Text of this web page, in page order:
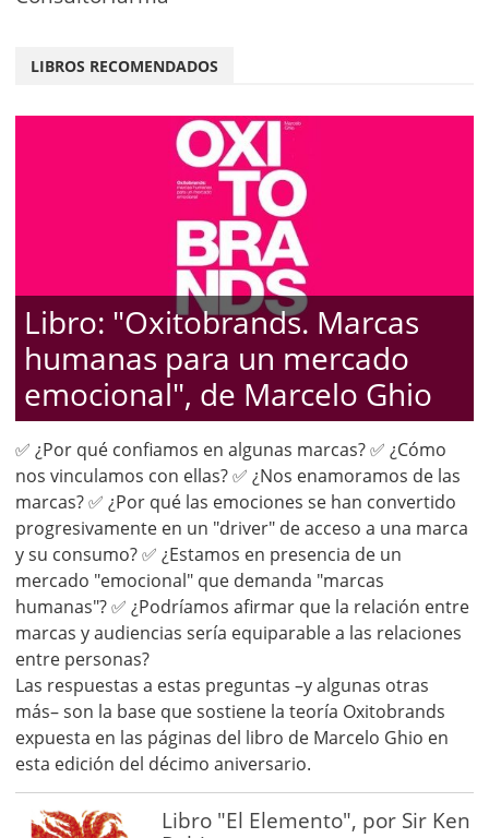
LIBROS RECOMENDADOS
Libro: "Oxitobrands. Marcas
humanas para un mercado
emocional", de Marcelo Ghio
✅ ¿Por qué confiamos en algunas marcas? ✅ ¿Cómo
nos vinculamos con ellas? ✅ ¿Nos enamoramos de las
marcas? ✅ ¿Por qué las emociones se han convertido
progresivamente en un "driver" de acceso a una marca
y su consumo? ✅ ¿Estamos en presencia de un
mercado "emocional" que demanda "marcas
humanas"? ✅ ¿Podríamos afirmar que la relación entre
marcas y audiencias sería equiparable a las relaciones
entre personas?
Las respuestas a estas preguntas –y algunas otras
más– son la base que sostiene la teoría Oxitobrands
expuesta en las páginas del libro de Marcelo Ghio en
esta edición del décimo aniversario.
Libro "El Elemento", por Sir Ken